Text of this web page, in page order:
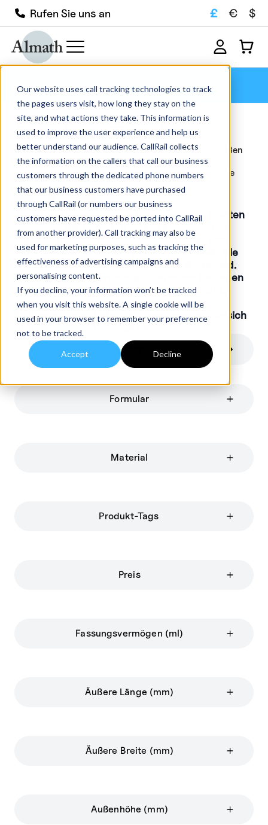
Our website uses call tracking technologies to track
the pages users visit, how long they stay on the
site, and what actions they take. This information is
used to improve the user experience and help us
better understand our audience. CallRail collects
the information on the callers that call our business
customers through the dedicated phone numbers
that our business customers have purchased
through CallRail (or numbers our business
customers have requested be ported into CallRail
from another provider). Call tracking may also be
used for marketing purposes, such as tracking the
effectiveness of advertising campaigns and
personalising content.
If you decline, your information won’t be tracked
when you visit this website. A single cookie will be
used in your browser to remember your preference
not to be tracked.
Accept Decline
Rufen Sie uns an £ € $
Feuerfeste Tiegel
Feuerfeste Tiegel
Stöbern Sie in unserem Online-Shop in unserem großen
Angebot an Hochleistungskeramik und feuerfesten
Tiegeln. Wir haben über 1000 Produkte auf Lager, die
schnell geliefert werden können, und stellen den
Großteil...
Bitte beachten Sie; obwohl wir uns nach Kräften
bemühen, die für jeden Artikel angegebenen
Maße so genau wie möglich anzugeben, wird
jedes Produkt von Hand gefertigt, weshalb alle
angegebenen Maße nur ungefähre Werte sind.
Die allgemeinen Fertigungstoleranzen betragen
etwa +/-10% der angegebenen Nennwerte.
Bei besonderen Anforderungen wenden Sie sich
bitte an
Kontakt
Filter
Formular
Material
Produkt-Tags
Preis
Fassungsvermögen (ml)
Äußere Länge (mm)
Äußere Breite (mm)
Außenhöhe (mm)